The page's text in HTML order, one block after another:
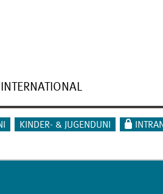
INTERNATIONAL
KINDER- & JUGENDUNI